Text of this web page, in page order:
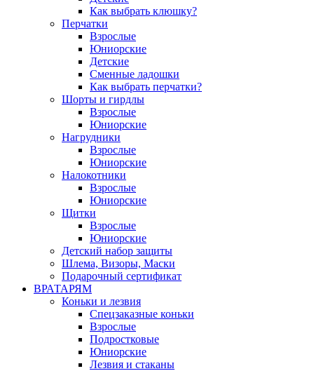
Как выбрать клюшку?
Перчатки
Взрослые
Юниорские
Детские
Сменные ладошки
Как выбрать перчатки?
Шорты и гирдлы
Взрослые
Юниорские
Нагрудники
Взрослые
Юниорские
Налокотники
Взрослые
Юниорские
Щитки
Взрослые
Юниорские
Детский набор защиты
Шлема, Визоры, Маски
Подарочный сертификат
ВРАТАРЯМ
Коньки и лезвия
Спецзаказные коньки
Взрослые
Подростковые
Юниорские
Лезвия и стаканы